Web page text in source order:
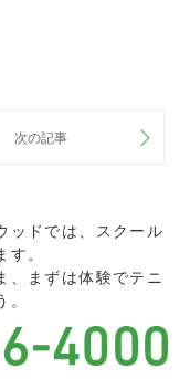
ッドでは、スクール
す。
、まずは体験でテニ